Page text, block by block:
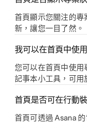
首頁顯示您關注的專
新，讓您一目了然。
我可以在首頁中使
您可以在首頁中使用
記事本小工具，可用
首頁是否可在行動
首頁可透過 Asana